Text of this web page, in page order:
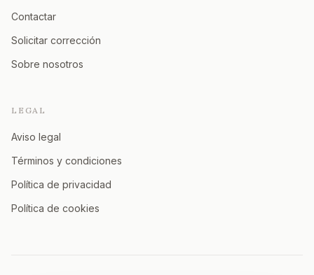
Contactar
Solicitar corrección
Sobre nosotros
LEGAL
Aviso legal
Términos y condiciones
Política de privacidad
Política de cookies